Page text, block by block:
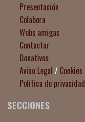
Presentación
Colabora
Webs amigas
Contactar
Donativos
Aviso Legal / Cookies
Política de privacidad
SECCIONES